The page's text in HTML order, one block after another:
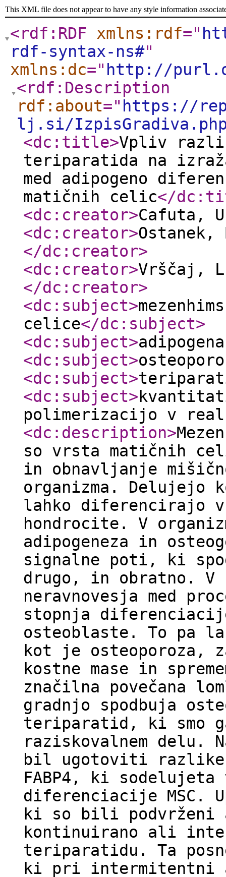
This XML file does not appear to have any style information
<rdf:RDF xmlns:rdf="
rdf-syntax-ns#"
xmlns:dc=" http://
<rdf:Description
rdf:about=" https://
lj.si/
<dc:title>Vpliv
teriparatida na
med adipogeno
matičnih celic</
<dc:creator>Cafuta,
<dc:creator>Ostanek,
</dc:creator>
<dc:creator>Vrščaj,
</dc:creator>
<dc:subject>
celice</dc:subject>
<dc:subject>
<dc:subject>
<dc:subject>
<dc:subject>
polimerizacijo v
<dc:description>
so vrsta matičnih
in obnavljanje
organizma. Delujejo
lahko diferencirajo
hondrocite. V
adipogeneza in
signalne poti, ki
drugo, in obratno.
neravnovesja med
stopnja
osteoblaste. To pa
kot je osteoporoza,
kostne mase in
značilna povečana
gradnjo spodbuja
teriparatid, ki smo
raziskovalnem delu.
bil ugotoviti razlike
FABP4, ki sodelujeta
diferenciacije MSC.
ki so bili podvrženi
kontinuirano ali
teriparatidu. Ta
ki pri intermitentni